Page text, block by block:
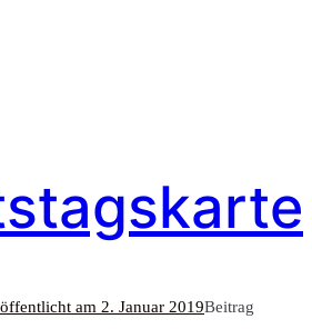
am 2. Januar 2019Beitrag